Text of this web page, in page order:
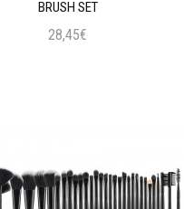
BRUSH SET
28,45€